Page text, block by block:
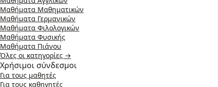
Μαθήματα Μαθηματικών
Μαθήματα Γερμανικών
Μαθήματα Φιλολογικών
Μαθήματα Φυσικής
Μαθήματα Πιάνου
Όλες οι κατηγορίες →
Χρήσιμοι σύνδεσμοι
Για τους μαθητές
Για τους καθηγητές